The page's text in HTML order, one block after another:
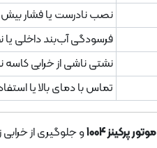
نصب نادرست یا فشار
فرسودگی آب‌بند داخلی
نشتی ناشی از خرابی کاسه
تماس با دمای بالا یا
پرکینز 1004
و جلوگیری از